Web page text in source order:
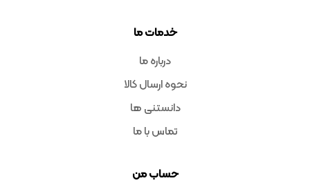
خدمات ما
درباره ما
نحوه ارسال کالا
دانستنی ها
تماس با ما
حساب من